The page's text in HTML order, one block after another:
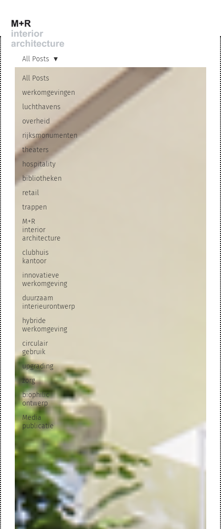
All Posts
werkomgevingen
luchthavens
overheid
rijksmonumenten
theaters
hospitality
bibliotheken
retail
trappen
M+R
interior
architecture
clubhuis
kantoor
innovatieve
werkomgeving
duurzaam
interieurontwerp
hybride
werkomgeving
circulair
gebruik
upgrading
zorg
biophilic
ontwerp
Media
publicatie
All Posts